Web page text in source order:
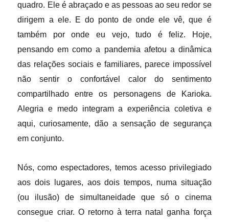
quadro. Ele é abraçado e as pessoas ao seu redor se
dirigem a ele. E do ponto de onde ele vê, que é
também por onde eu vejo, tudo é feliz. Hoje,
pensando em como a pandemia afetou a dinâmica
das relações sociais e familiares, parece impossível
não sentir o confortável calor do sentimento
compartilhado entre os personagens de Karioka.
Alegria e medo integram a experiência coletiva e
aqui, curiosamente, dão a sensação de segurança
em conjunto.
Nós, como espectadores, temos acesso privilegiado
aos dois lugares, aos dois tempos, numa situação
(ou ilusão) de simultaneidade que só o cinema
consegue criar. O retorno à terra natal ganha força